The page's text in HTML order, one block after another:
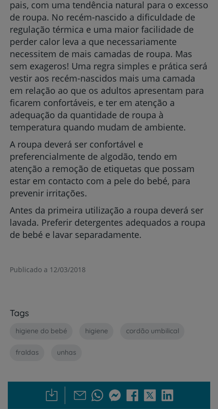
pais, com uma tendência natural para o excesso
de roupa. No recém-nascido a dificuldade de
regulação térmica e uma maior facilidade de
perder calor leva a que necessariamente
necessitem de mais camadas de roupa. Mas
sem exageros! Uma regra simples e prática será
vestir aos recém-nascidos mais uma camada
em relação ao que os adultos apresentam para
ficarem confortáveis, e ter em atenção a
adequação da quantidade de roupa à
temperatura quando mudam de ambiente.
A roupa deverá ser confortável e
preferencialmente de algodão, tendo em
atenção a remoção de etiquetas que possam
estar em contacto com a pele do bebé, para
prevenir irritações.
Antes da primeira utilização a roupa deverá ser
lavada. Preferir detergentes adequados a roupa
de bebé e lavar separadamente.
Publicado a 12/03/2018
Tags
higiene do bebé higiene cordão umbilical
fraldas unhas